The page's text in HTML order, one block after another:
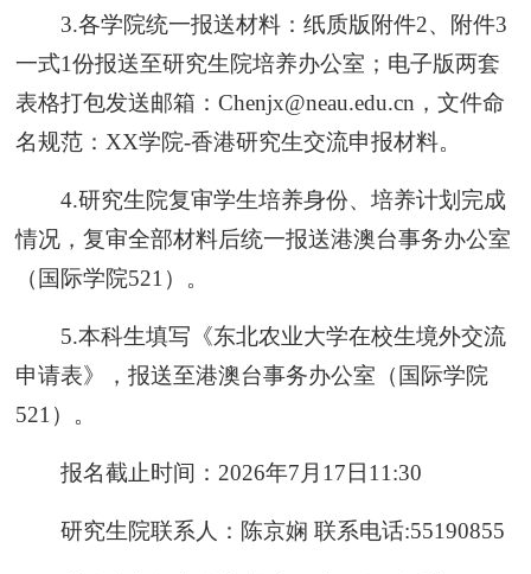
3.各学院统一报送材料：纸质版附件2、附件3
一式1份报送至研究生院培养办公室；电子版两套
表格打包发送邮箱：Chenjx@neau.edu.cn，文件命
名规范：XX学院-香港研究生交流申报材料。
4.研究生院复审学生培养身份、培养计划完成
情况，复审全部材料后统一报送港澳台事务办公室
（国际学院521）。
5.本科生填写《东北农业大学在校生境外交流
申请表》，报送至港澳台事务办公室（国际学院
521）。
报名截止时间：2026年7月17日11:30
研究生院联系人：陈京娴 联系电话:55190855